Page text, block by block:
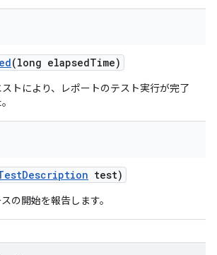
(long elapsedTime)
トにより、レポートのテスト実行が完了
Description test)
の開始を報告します。